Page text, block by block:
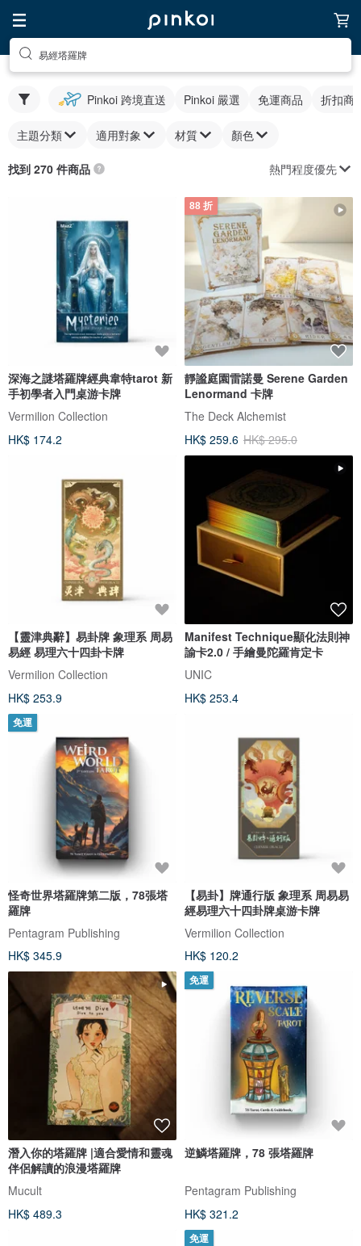
易經塔羅牌
Pinkoi 跨境直送 Pinkoi 嚴選 免運商品 折扣商
主題分類 適用對象 材質 顏色
找到 270 件商品 熱門程度優先
深海之謎塔羅牌經典韋特tarot 新
手初學者入門桌游卡牌
Vermilion Collection
HK$ 174.2
88 折
靜謐庭園雷諾曼 Serene Garden
Lenormand 卡牌
The Deck Alchemist
HK$ 259.6 HK$ 295.0
【靈津典辭】易卦牌 象理系 周易
易經 易理六十四卦卡牌
Vermilion Collection
HK$ 253.9
Manifest Technique顯化法則神
諭卡2.0 / 手繪曼陀羅肯定卡
UNIC
HK$ 253.4
免運
怪奇世界塔羅牌第二版，78張塔
羅牌
Pentagram Publishing
HK$ 345.9
【易卦】牌通行版 象理系 周易易
經易理六十四卦牌桌游卡牌
Vermilion Collection
HK$ 120.2
潛入你的塔羅牌 |適合愛情和靈魂
伴侶解讀的浪漫塔羅牌
Mucult
HK$ 489.3
免運
逆鱗塔羅牌，78 張塔羅牌
Pentagram Publishing
HK$ 321.2
免運